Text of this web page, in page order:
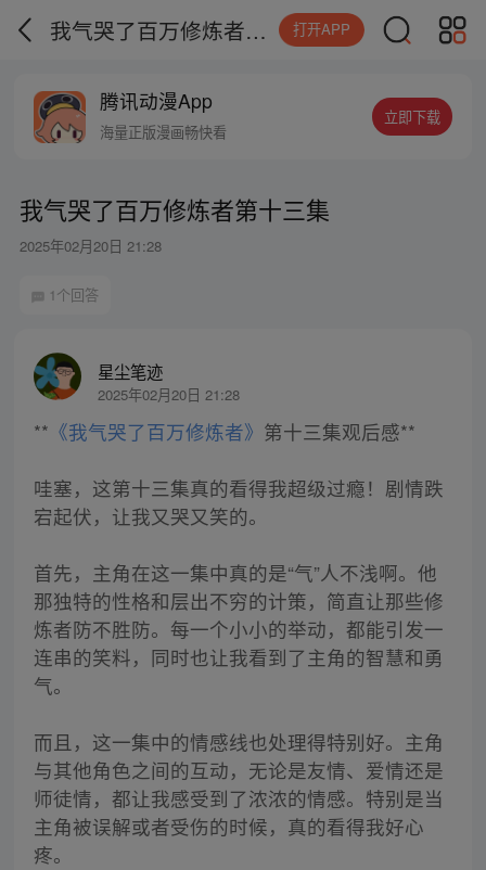
我气哭了百万修炼者第十三集 打开APP
腾讯动漫App
海量正版漫画畅快看
立即下载
我气哭了百万修炼者第十三集
2025年02月20日 21:28
1个回答
星尘笔迹
2025年02月20日 21:28
** 《我气哭了百万修炼者》 第十三集观后感**
哇塞，这第十三集真的看得我超级过瘾！剧情跌
宕起伏，让我又哭又笑的。
首先，主角在这一集中真的是“气”人不浅啊。他
那独特的性格和层出不穷的计策，简直让那些修
炼者防不胜防。每一个小小的举动，都能引发一
连串的笑料，同时也让我看到了主角的智慧和勇
气。
而且，这一集中的情感线也处理得特别好。主角
与其他角色之间的互动，无论是友情、爱情还是
师徒情，都让我感受到了浓浓的情感。特别是当
主角被误解或者受伤的时候，真的看得我好心
疼。